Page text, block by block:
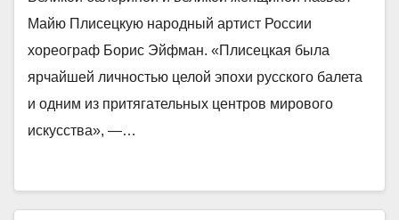
Майю Плисецкую народный артист России
хореограф Борис Эйфман. «Плисецкая была
ярчайшей личностью целой эпохи русского балета
и одним из притягательных центров мирового
искусства», —…